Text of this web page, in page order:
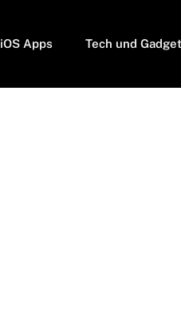
iOS Apps Tech und